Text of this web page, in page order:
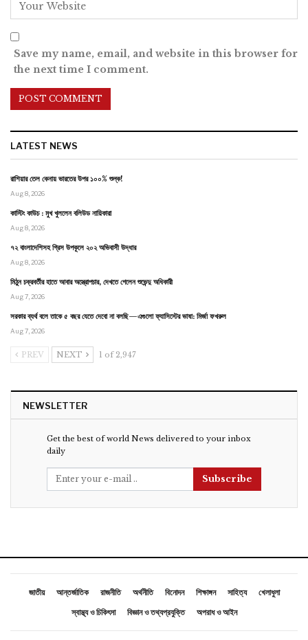
Save my name, email, and website in this browser for
the next time I comment.
LATEST NEWS
রাশিয়ার তেল কেনায় ভারতের উপর ১০০% শুল্ক!
Aug 8, 2026
কাস্টিং কাউচ : মুখ খুললেন বলিউড নায়িকারা
Aug 8, 2026
৭২ বাংলাদেশিসহ গ্রিস উপকূলে ২০২ অভিবাসী উদ্ধার
Aug 8, 2026
মিঠুন চক্রবর্তীর হাতে আবার অস্ত্রোপচার, দেখতে গেলেন শুভেন্দু অধিকারী
Aug 7, 2026
সরকার ব্যর্থ বলে তাকে ৫ বছর যেতে দেবো না বলছি—এগুলো ফ্যাসিস্টের ভাষা: মির্জা ফখরুল
Aug 7, 2026
PREV NEXT 1 of 2,947
NEWSLETTER
Get the best of world News delivered to your inbox
daily
Subscribe
জাতীয় আন্তর্জাতিক রাজনীতি অর্থনীতি বিনোদন শিক্ষাঙ্গন সাহিত্য
খেলাধুলা
স্বাস্থ্য ও চিকিৎসা
বিজ্ঞান ও তথ্যপ্রযুক্তি অপরাধ ও আইন